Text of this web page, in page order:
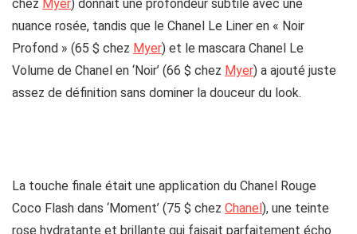
chez Myer) donnait une profondeur subtile avec une
nuance rosée, tandis que le Chanel Le Liner en « Noir
Profond » (65 $ chez Myer) et le mascara Chanel Le
Volume de Chanel en ‘Noir’ (66 $ chez Myer) a ajouté juste
assez de définition sans dominer la douceur du look.
La touche finale était une application du Chanel Rouge
Coco Flash dans ‘Moment’ (75 $ chez Chanel), une teinte
rose hydratante et brillante qui faisait parfaitement écho